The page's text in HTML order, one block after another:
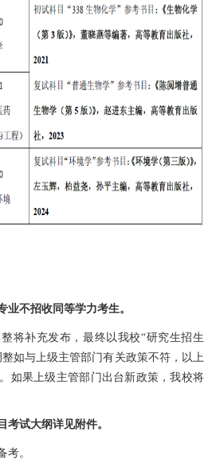
业不招收同等学力考生。
将补充发布，最终以我校“研究生招生
如与上级主管部门有关政策不符，以上
如果上级主管部门出台新政策，我校将
考试大纲详见附件。
考。